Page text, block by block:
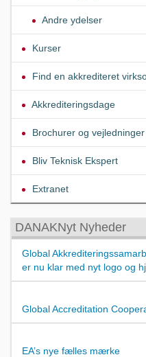
Andre ydelser
Kurser
Find en akkrediteret
Akkrediteringsdage
Brochurer og vejledninger
Bliv Teknisk Ekspert
Extranet
DANAKNyt Nyheder
Global
er nu klar med nyt logo og
Global Accreditation
EA’s nye fælles mærke